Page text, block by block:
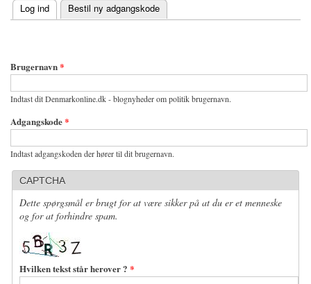
Primary tabs
Log ind
(active tab) Bestil ny adgangskode
Brugernavn*
Indtast dit Denmarkonline.dk - blognyheder om politik brugernavn.
Adgangskode*
Indtast adgangskoden der hører til dit brugernavn.
CAPTCHA
Dette spørgsmål er brugt for at være sikker på at du er et menneske
og for at forhindre spam.
Hvilken tekst står herover ? *